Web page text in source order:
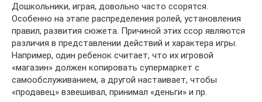
Дошкольники, играя, довольно часто ссорятся.
Особенно на этапе распределения ролей, установления
правил, развития сюжета. Причиной этих ссор являются
различия в представлении действий и характера игры.
Например, один ребенок считает, что их игровой
«магазин» должен копировать супермаркет с
самообслуживанием, а другой настаивает, чтобы
«продавец» взвешивал, принимал «деньги» и пр.